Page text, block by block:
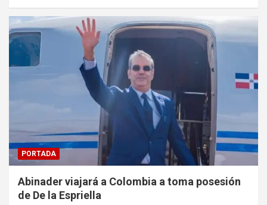
PORTADA
Abinader viajará a Colombia a toma posesión
de De la Espriella